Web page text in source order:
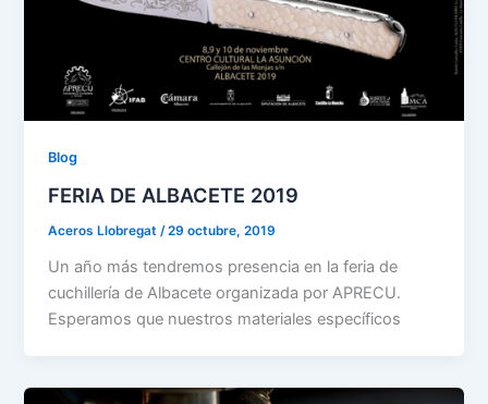
Blog
FERIA DE ALBACETE 2019
Aceros Llobregat/29 octubre, 2019
Un año más tendremos presencia en la feria de
cuchillería de Albacete organizada por APRECU.
Esperamos que nuestros materiales específicos